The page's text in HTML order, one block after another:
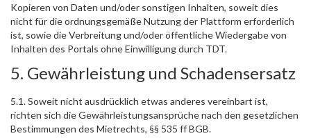
Kopieren von Daten und/oder sonstigen Inhalten, soweit dies
nicht für die ordnungsgemäße Nutzung der Plattform erforderlich
ist, sowie die Verbreitung und/oder öffentliche Wiedergabe von
Inhalten des Portals ohne Einwilligung durch TDT.
5. Gewährleistung und Schadensersatz
5.1. Soweit nicht ausdrücklich etwas anderes vereinbart ist,
richten sich die Gewährleistungsansprüche nach den gesetzlichen
Bestimmungen des Mietrechts, §§ 535 ff BGB.